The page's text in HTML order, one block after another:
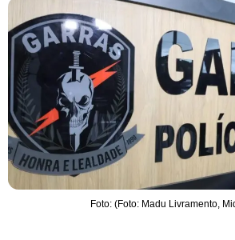
Foto: (Foto: Madu Livramento,